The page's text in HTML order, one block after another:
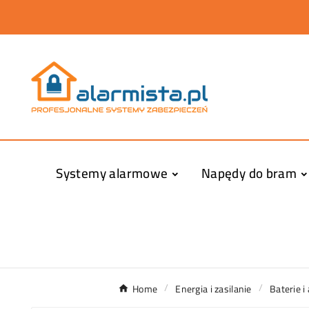
Systemy alarmowe Napędy do bram
Home Energia i zasilanie Baterie